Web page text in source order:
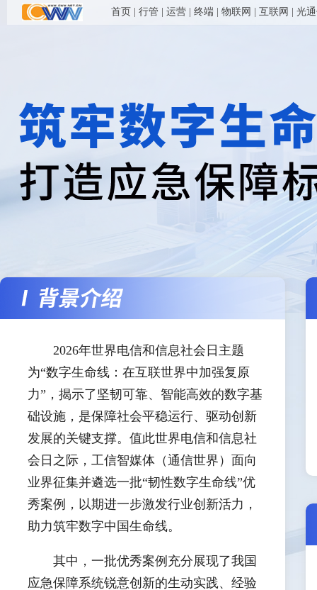
首页 行管 运营 终端 物联网 互联网 光
2026年世界电信和信息社会日主题
为“数字生命线：在互联世界中加强复原
力”，揭示了坚韧可靠、智能高效的数字基
础设施，是保障社会平稳运行、驱动创新
发展的关键支撑。值此世界电信和信息社
会日之际，工信智媒体（通信世界）面向
业界征集并遴选一批“韧性数字生命线”优
秀案例，以期进一步激发行业创新活力，
助力筑牢数字中国生命线。
其中，一批优秀案例充分展现了我国
应急保障系统锐意创新的生动实践、经验